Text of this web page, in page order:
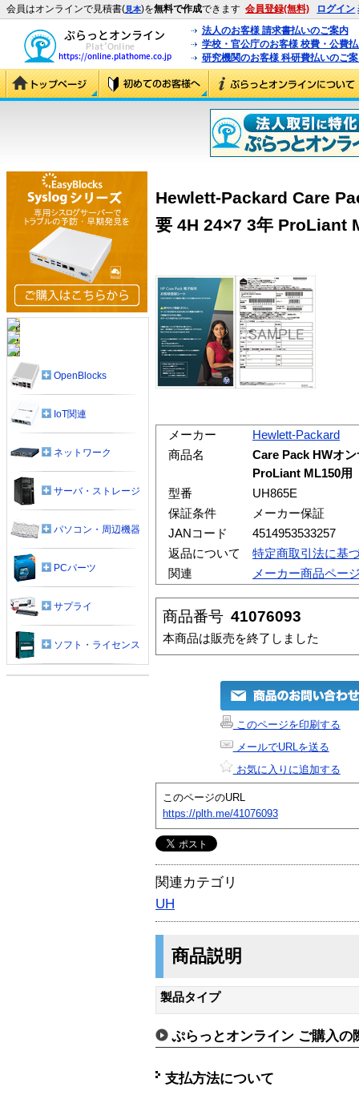
会員はオンラインで見積書(見本)を無料で作成できます 会員登録(無料) ログイン
法人のお客様 請求書払いのご案内
学校・官公庁のお客様 校費・公費
研究機関のお客様 科研費払いのご
Hewlett-Packard Care
要 4H 24×7 3年 ProLiant
メーカー
Hewlett-Packard
商品名
Care Pack HWオ
ProLiant ML150用
型番
UH865E
保証条件
メーカー保証
JANコード
4514953533257
返品について
特定商取引法に基
関連
メーカー商品ペー
商品番号 41076093
本商品は販売を終了しました
このページを印刷する
メールでURLを送る
お気に入りに追加する
このページのURL
https://plth.me/41076093
関連カテゴリ
UH
商品説明
製品タイプ
ぷらっとオンライン ご購入の
支払方法について
OpenBlocks
IoT関連
ネットワーク
サーバ・ストレージ
パソコン・周辺機器
PCパーツ
サプライ
ソフト・ライセンス